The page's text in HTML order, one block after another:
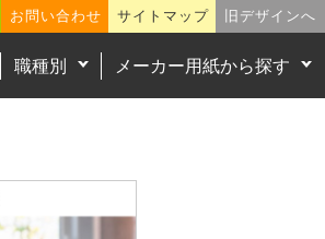
お問い合わせ サイトマップ 旧デザインへ
職種別 メーカー用紙から探す